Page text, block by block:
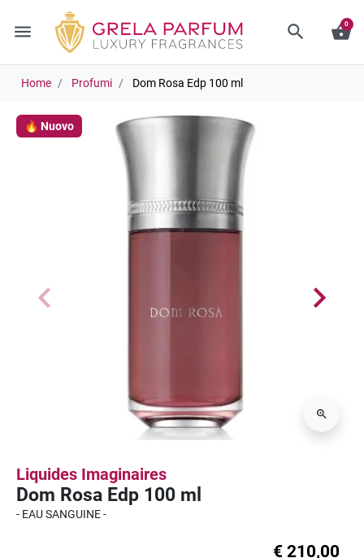
menu search shopping_basket
0
Home Profumi Dom Rosa Edp 100 ml
🔥 Nuovo
Liquides Imaginaires
Dom Rosa Edp 100 ml
- EAU SANGUINE -
€ 210,00